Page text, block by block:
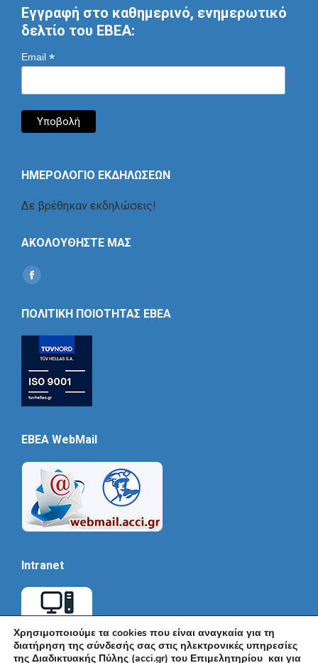
Εγγραφή στο καθημερινό, ενημερωτικό
δελτίο του ΕΒΕΑ:
Email *
ΗΜΕΡΟΛΟΓΙΟ ΕΚΔΗΛΩΣΕΩΝ
Δε βρέθηκαν εκδηλώσεις!
ΑΚΟΛΟΥΘΗΣΤΕ ΜΑΣ
Find us on:
Social
ΠΟΛΙΤΙΚΗ ΠΟΙΟΤΗΤΑΣ ΕΒΕΑ
EBEA WebMail
Intranet
Χρησιμοποιούμε τα cookies που είναι αναγκαία για τη
διατήρηση της σύνδεσής σας στις ηλεκτρονικές υπηρεσίες
της Διαδικτυακής Πύλης (acci.gr) του Επιμελητηρίου και για